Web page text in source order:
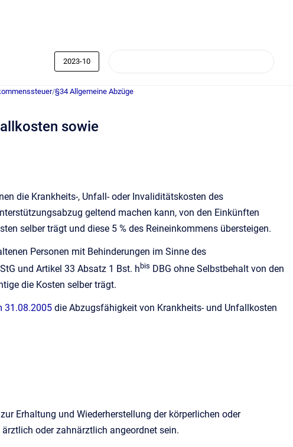
2023-10
/§34 Allgemeine Abzüge
sowie
die Krankheits-, Unfall- oder Invaliditätskosten des
geltend machen kann, von den Einkünften
selber trägt und diese 5 % des Reineinkommens übersteigen.
Personen mit Behinderungen im Sinne des
und Artikel 33 Absatz 1 Bst. h bis DBG ohne Selbstbehalt von den
die Kosten selber trägt.
31.08.2005 die Abzugsfähigkeit von Krankheits- und Unfallkosten
Erhaltung und Wiederherstellung der körperlichen oder
oder zahnärztlich angeordnet sein.